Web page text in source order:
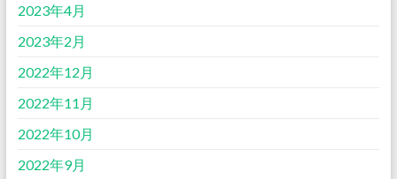
2023年4月
2023年2月
2022年12月
2022年11月
2022年10月
2022年9月